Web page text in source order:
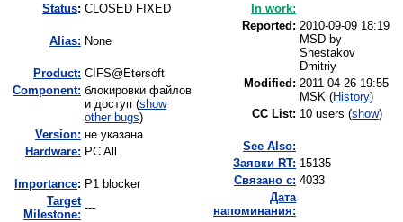
Status: CLOSED FIXED
Alias: None
Product: CIFS@Etersoft
Component: блокировки файлов
и доступ (show
other bugs)
Version: не указана
Hardware: PC All
mportance: P1 blocker
Target
Milestone:
---
In work:
Reported: 2010-09-09 18:19
MSD by
Shestakov
Dmitriy
Modified: 2011-04-26 19:55
MSK (History)
CC List: 10 users (show)
See Also:
Заявки RT: 15135
Связано с: 4033
Дата
напоминания: